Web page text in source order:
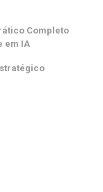
Completo
em IA